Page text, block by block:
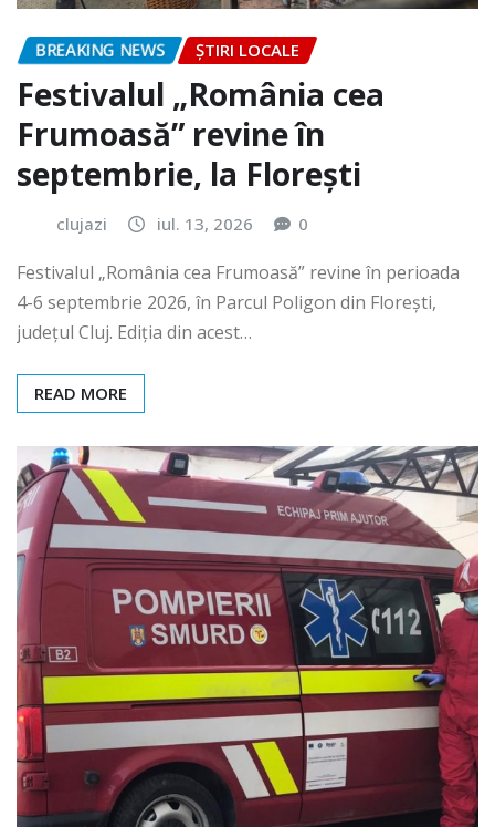
BREAKING NEWS ȘTIRI LOCALE
Festivalul „România cea
Frumoasă” revine în
septembrie, la Florești
clujazi iul. 13, 2026 0
Festivalul „România cea Frumoasă” revine în perioada
4-6 septembrie 2026, în Parcul Poligon din Floreşti,
județul Cluj. Ediția din acest…
READ MORE